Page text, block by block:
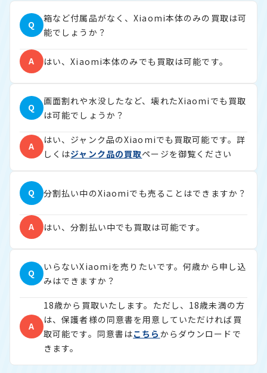
Q
箱など付属品がなく、Xiaomi本体のみの買取は可
能でしょうか？
A はい、Xiaomi本体のみでも買取は可能です。
Q
画面割れや水没したなど、壊れたXiaomiでも買取
は可能でしょうか？
A
はい、ジャンク品のXiaomiでも買取可能です。詳
しくはジャンク品の買取ページを御覧ください
Q 分割払い中のXiaomiでも売ることはできますか？
A はい、分割払い中でも買取は可能です。
Q
いらないXiaomiを売りたいです。何歳から申し込
みはできますか？
A
18歳から買取いたします。ただし、18歳未満の方
は、保護者様の同意書を用意していただければ買
取可能です。同意書はこちら からダウンロードで
きます。